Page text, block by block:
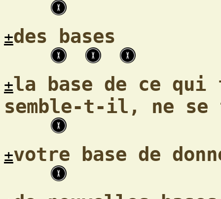
±des bases
±la base de ce
semble-t-il, ne se
±votre base de